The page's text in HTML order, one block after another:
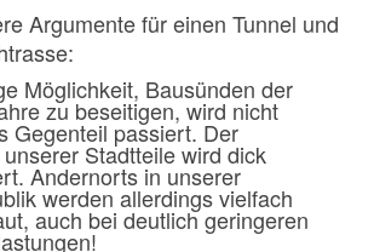
Argumente für einen Tunnel und
Möglichkeit, Bausünden der
zu beseitigen, wird nicht
Gegenteil passiert. Der
Stadtteile wird dick
Andernorts in unserer
werden allerdings vielfach
auch bei deutlich geringeren